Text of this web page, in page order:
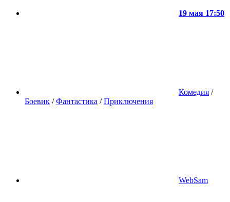
19 мая 17:50
Комедия /
Боевик /Фантастика /Приключения
WebSam